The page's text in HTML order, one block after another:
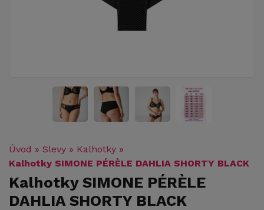
Úvod » Slevy » Kalhotky »
Kalhotky SIMONE PÉRÈLE DAHLIA SHORTY BLACK
Kalhotky SIMONE PÉRÈLE
DAHLIA SHORTY BLACK